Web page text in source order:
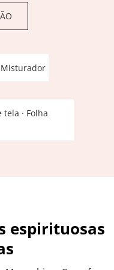
· Folha
espirituosas